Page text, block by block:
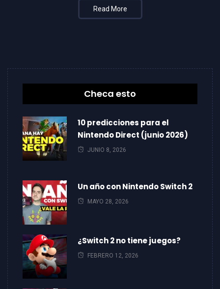
Read More
Checa esto
10 predicciones para el
Nintendo Direct (junio 2026)
JUNIO 8, 2026
Un año con Nintendo Switch 2
MAYO 28, 2026
¿Switch 2 no tiene juegos?
FEBRERO 12, 2026